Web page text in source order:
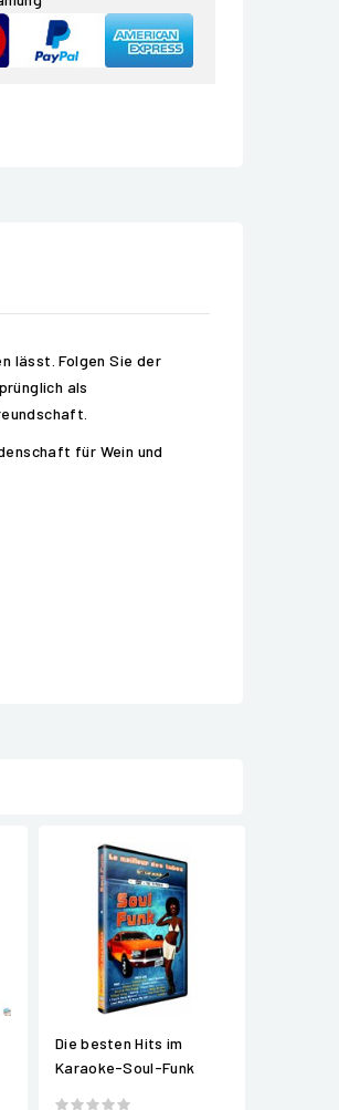
lässt. Folgen Sie der
als
für Wein und
Die besten Hits im
Karaoke-Soul-Funk